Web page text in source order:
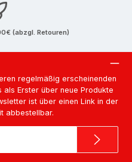
(abzgl. Retouren)
regelmäßig erscheinenden
Erster über neue Produkte
ist über einen Link in der
abbestellbar.